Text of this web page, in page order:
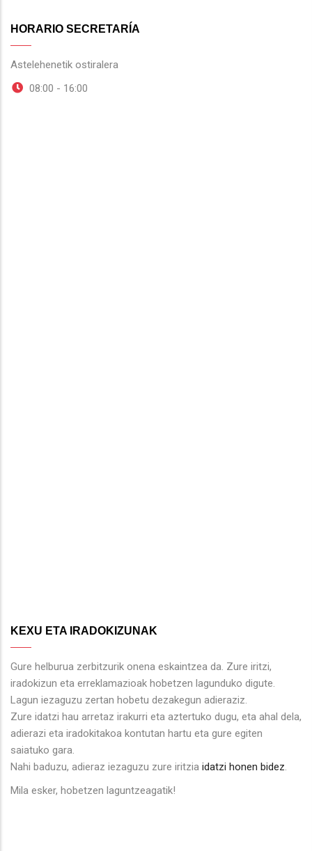
HORARIO SECRETARÍA
Astelehenetik ostiralera
08:00 - 16:00
KEXU ETA IRADOKIZUNAK
Gure helburua zerbitzurik onena eskaintzea da. Zure iritzi,
iradokizun eta erreklamazioak hobetzen lagunduko digute.
Lagun iezaguzu zertan hobetu dezakegun adieraziz.
Zure idatzi hau arretaz irakurri eta aztertuko dugu, eta ahal dela,
adierazi eta iradokitakoa kontutan hartu eta gure egiten
saiatuko gara.
Nahi baduzu, adieraz iezaguzu zure iritzia idatzi honen bidez.
Mila esker, hobetzen laguntzeagatik!